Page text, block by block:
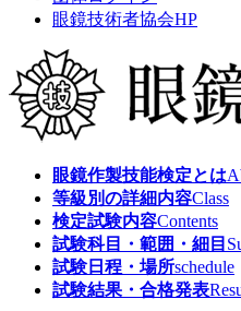
眼鏡技術者協会HP
眼鏡作製技能検定とは
等級別の詳細内容Class
検定試験内容Contents
試験科目・範囲・細目
試験日程・場所schedule
試験結果・合格発表